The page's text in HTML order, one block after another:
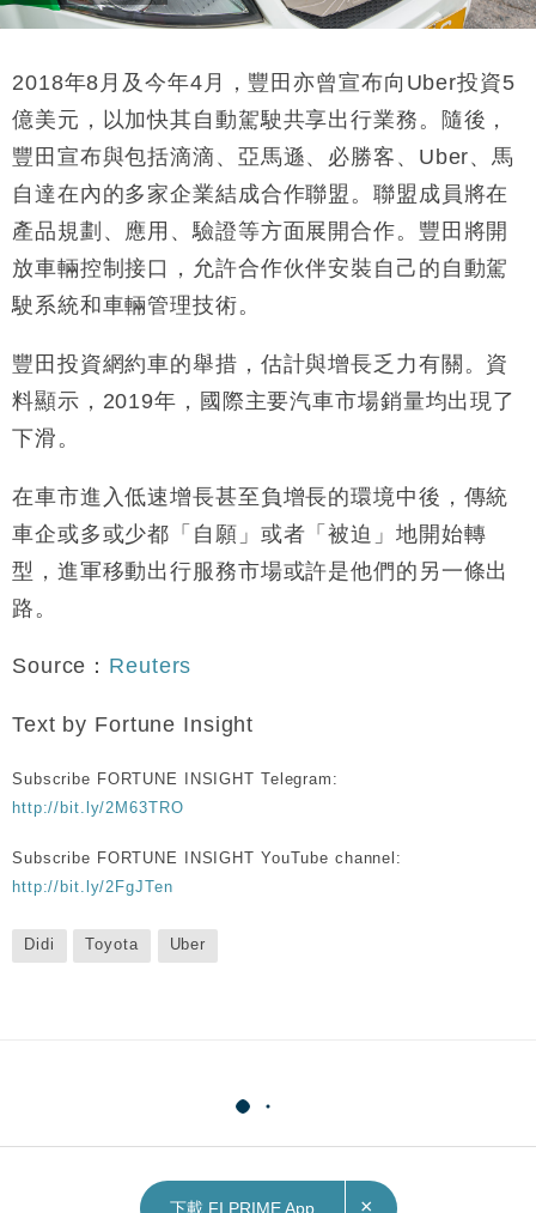
2018年8月及今年4月，豐田亦曾宣布向Uber投資5
億美元，以加快其自動駕駛共享出行業務。隨後，
豐田宣布與包括滴滴、亞馬遜、必勝客、Uber、馬
自達在內的多家企業結成合作聯盟。聯盟成員將在
產品規劃、應用、驗證等方面展開合作。豐田將開
放車輛控制接口，允許合作伙伴安裝自己的自動駕
駛系統和車輛管理技術。
豐田投資網約車的舉措，估計與增長乏力有關。資
料顯示，2019年，國際主要汽車市場銷量均出現了
下滑。
在車市進入低速增長甚至負增長的環境中後，傳統
車企或多或少都「自願」或者「被迫」地開始轉
型，進軍移動出行服務市場或許是他們的另一條出
路。
Source： Reuters
Text by Fortune Insight
Subscribe FORTUNE INSIGHT Telegram:
http://bit.ly/2M63TRO
Subscribe FORTUNE INSIGHT YouTube channel:
http://bit.ly/2FgJTen
Didi Toyota Uber
下載 FI PRIME App ×